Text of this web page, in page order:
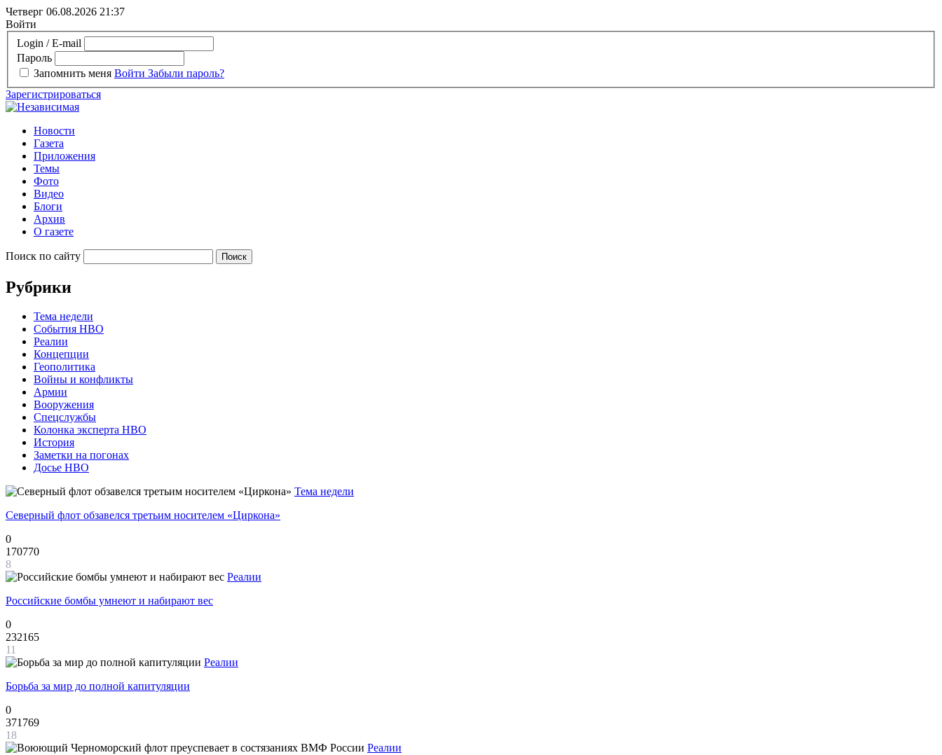
Четверг 06.08.2026 21:37
Войти
Login / E-mail
Пароль
Запомнить меня Войти Забыли пароль?
Зарегистрироваться
Новости
Газета
Приложения
Темы
Фото
Видео
Блоги
Архив
О газете
Поиск по сайту
Рубрики
Тема недели
События НВО
Реалии
Концепции
Геополитика
Войны и конфликты
Армии
Вооружения
Спецслужбы
Колонка эксперта НВО
История
Заметки на погонах
Досье НВО
Тема недели
Северный флот обзавелся третьим носителем «Циркона»
0
170770
8
Реалии
Российские бомбы умнеют и набирают вес
0
232165
11
Реалии
Борьба за мир до полной капитуляции
0
371769
18
Реалии